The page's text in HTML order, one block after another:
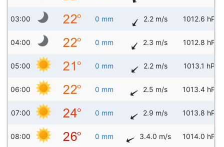
03:00 0 mm 2.2 m/s 1012.6 hPa
04:00 0 mm 2.3 m/s 1012.8 hPa
05:00 0 mm 2.2 m/s 1013.1 hPa
06:00 0 mm 2.5 m/s 1013.4 hPa
07:00 0 mm 2.9 m/s 1013.8 hPa
08:00 0 mm 3.4.0 m/s 1014.0 hPa